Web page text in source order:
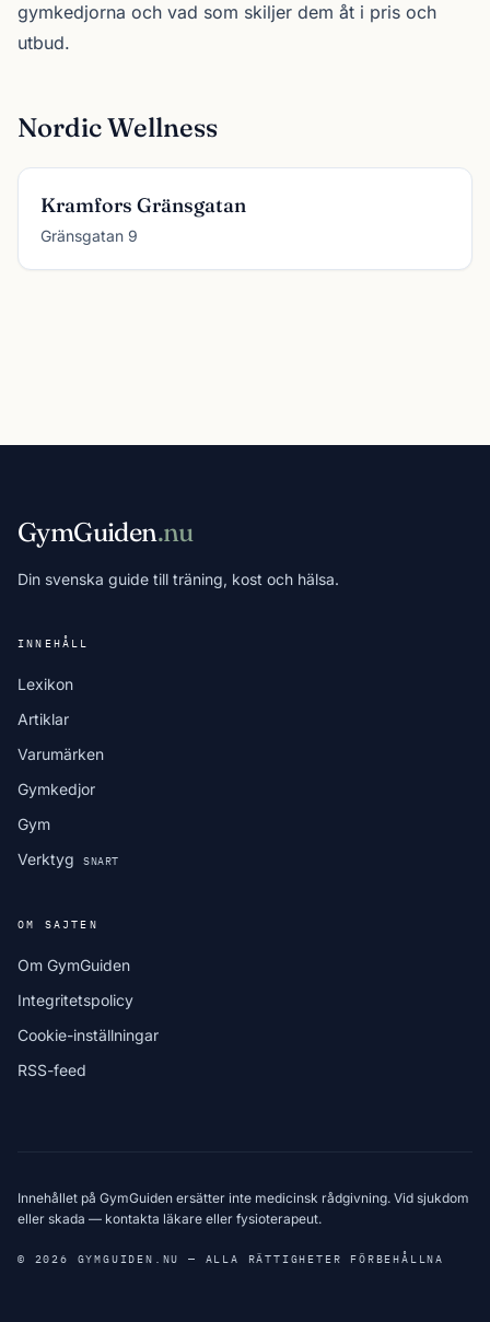
gymkedjorna och vad som skiljer dem åt i pris och
utbud.
Nordic Wellness
Kramfors Gränsgatan
Gränsgatan 9
GymGuiden.nu
Din svenska guide till träning, kost och hälsa.
INNEHÅLL
Lexikon
Artiklar
Varumärken
Gymkedjor
Gym
Verktyg
SNART
OM SAJTEN
Om GymGuiden
Integritetspolicy
Cookie-inställningar
RSS-feed
Innehållet på GymGuiden ersätter inte medicinsk rådgivning. Vid sjukdom
eller skada — kontakta läkare eller fysioterapeut.
© 2026 GYMGUIDEN.NU — ALLA RÄTTIGHETER FÖRBEHÅLLNA